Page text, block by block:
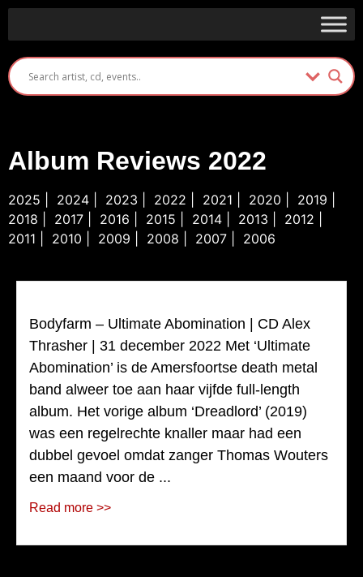
Album Reviews 2022
2025 2024 2023 2022 2021 2020 2019
2018 | 2017 | 2016 2015 2014 2013 2012
2011
2010 2009 2008 2007 2006
Bodyfarm – Ultimate Abomination | CD Alex
Thrasher | 31 december 2022 Met ‘Ultimate
Abomination’ is de Amersfoortse death metal
band alweer toe aan haar vijfde full-length
album. Het vorige album ‘Dreadlord’ (2019)
was een regelrechte knaller maar had een
dubbel gevoel omdat zanger Thomas Wouters
een maand voor de ...
Read more >>